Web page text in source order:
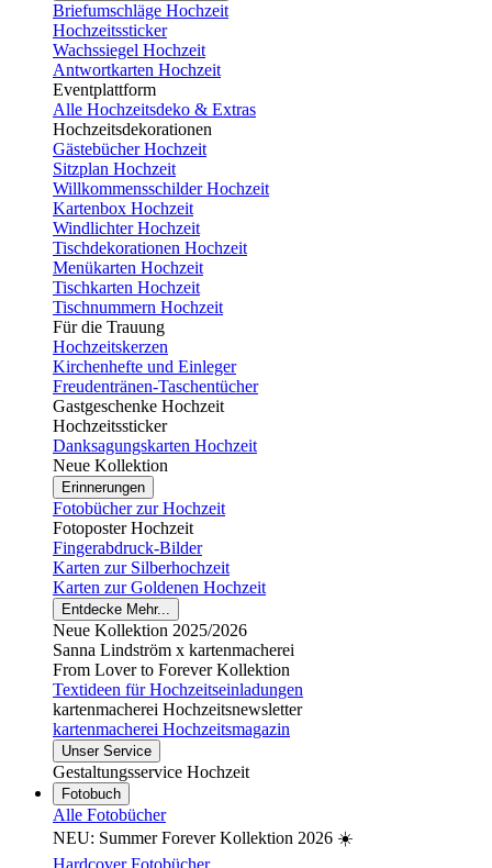
Briefumschläge Hochzeit
Hochzeitssticker
Wachssiegel Hochzeit
Antwortkarten Hochzeit
Eventplattform
Alle Hochzeitsdeko & Extras
Hochzeitsdekorationen
Gästebücher Hochzeit
Sitzplan Hochzeit
Willkommensschilder Hochzeit
Kartenbox Hochzeit
Windlichter Hochzeit
Tischdekorationen Hochzeit
Menükarten Hochzeit
Tischkarten Hochzeit
Tischnummern Hochzeit
Für die Trauung
Hochzeitskerzen
Kirchenhefte und Einleger
Freudentränen-Taschentücher
Gastgeschenke Hochzeit
Hochzeitssticker
Danksagungskarten Hochzeit
Neue Kollektion
Erinnerungen
Fotobücher zur Hochzeit
Fotoposter Hochzeit
Fingerabdruck-Bilder
Karten zur Silberhochzeit
Karten zur Goldenen Hochzeit
Entdecke Mehr...
Neue Kollektion 2025/2026
Sanna Lindström x kartenmacherei
From Lover to Forever Kollektion
Textideen für Hochzeitseinladungen
kartenmacherei Hochzeitsnewsletter
kartenmacherei Hochzeitsmagazin
Unser Service
Gestaltungsservice Hochzeit
Fotobuch
Alle Fotobücher
NEU: Summer Forever Kollektion 2026 ☀️
Hardcover Fotobücher